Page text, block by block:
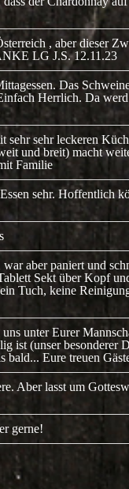
, aber dieser
LG J.S. 12.11.23
Das
Herrlich. Da
sehr sehr leckeren
und breit) macht
Familie
sehr. Hoffentlich
aber paniert und
Sekt über Kopf
Tuch, keine
unter Eurer
ist (unser besonderer
Eure treuen
Aber lasst um
gerne!